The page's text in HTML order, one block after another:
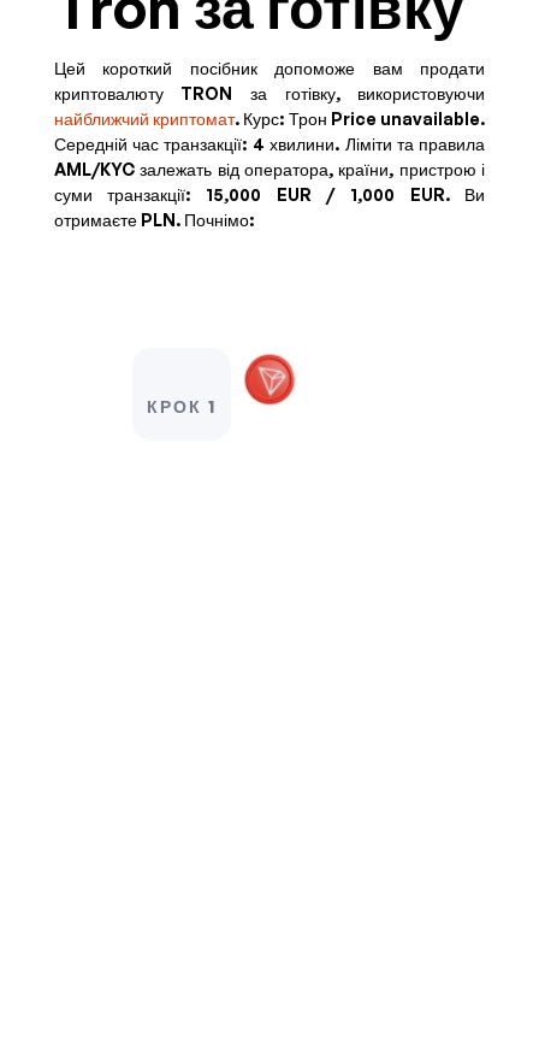
Цей короткий посібник допоможе вам продати
криптовалюту TRON за готівку, використовуючи
найближчий криптомат. Курс: Трон Price unavailable.
Середній час транзакції: 4 хвилини. Ліміти та правила
AML/KYC залежать від оператора, країни, пристрою і
суми транзакції: 15,000 EUR / 1,000 EUR.Ви
отримаєте PLN. Почнімо:
КРОК 1